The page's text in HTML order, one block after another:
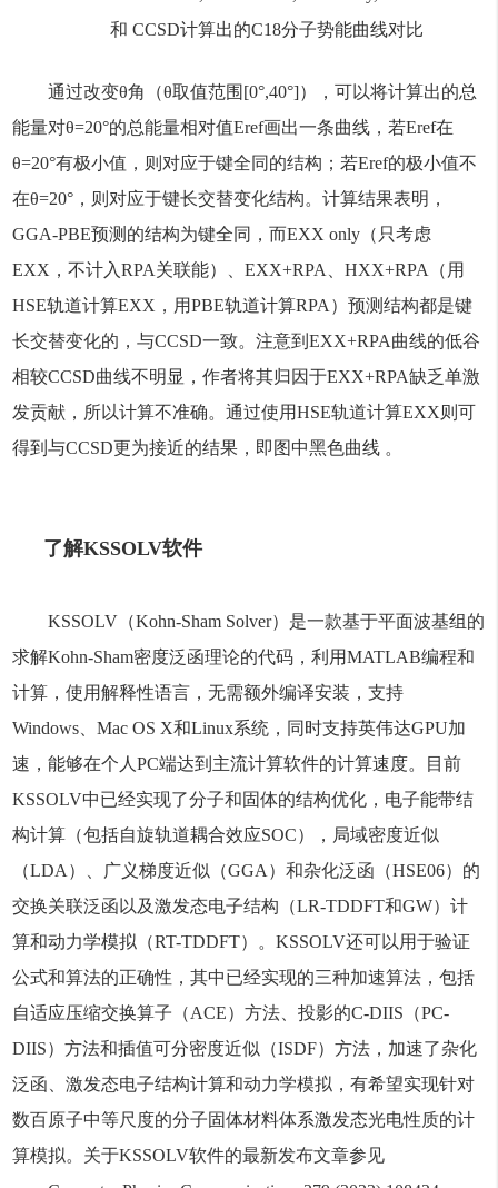
和 CCSD计算出的C18分子势能曲线对比
通过改变θ角（θ取值范围[0°,40°]），可以将计算出的总
能量对θ=20°的总能量相对值Eref画出一条曲线，若Eref在
θ=20°有极小值，则对应于键全同的结构；若Eref的极小值不
在θ=20°，则对应于键长交替变化结构。计算结果表明，
GGA-PBE预测的结构为键全同，而EXX only（只考虑
EXX，不计入RPA关联能）、EXX+RPA、HXX+RPA（用
HSE轨道计算EXX，用PBE轨道计算RPA）预测结构都是键
长交替变化的，与CCSD一致。注意到EXX+RPA曲线的低谷
相较CCSD曲线不明显，作者将其归因于EXX+RPA缺乏单激
发贡献，所以计算不准确。通过使用HSE轨道计算EXX则可
得到与CCSD更为接近的结果，即图中黑色曲线 。
了解KSSOLV软件
KSSOLV（Kohn-Sham Solver）是一款基于平面波基组的
求解Kohn-Sham密度泛函理论的代码，利用MATLAB编程和
计算，使用解释性语言，无需额外编译安装，支持
Windows、Mac OS X和Linux系统，同时支持英伟达GPU加
速，能够在个人PC端达到主流计算软件的计算速度。目前
KSSOLV中已经实现了分子和固体的结构优化，电子能带结
构计算（包括自旋轨道耦合效应SOC），局域密度近似
（LDA）、广义梯度近似（GGA）和杂化泛函（HSE06）的
交换关联泛函以及激发态电子结构（LR-TDDFT和GW）计
算和动力学模拟（RT-TDDFT）。KSSOLV还可以用于验证
公式和算法的正确性，其中已经实现的三种加速算法，包括
自适应压缩交换算子（ACE）方法、投影的C-DIIS（PC-
DIIS）方法和插值可分密度近似（ISDF）方法，加速了杂化
泛函、激发态电子结构计算和动力学模拟，有希望实现针对
数百原子中等尺度的分子固体材料体系激发态光电性质的计
算模拟。关于KSSOLV软件的最新发布文章参见